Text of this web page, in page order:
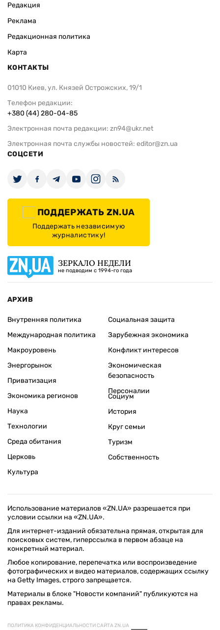
Редакция
Реклама
Редакционная политика
Карта
КОНТАКТЫ
01010 Киев, ул. Князей Острожских, 19/1
Телефон редакции:
+380 (44) 280-04-85
Электронная почта редакции: zn94@ukr.net
Электронная почта службы новостей: editor@zn.ua
СОЦСЕТИ
ПОДДЕРЖАТЬ ZN.UA
Поддержать независимую
журналистику!
ЗЕРКАЛО НЕДЕЛИ
не подводим с 1994-го года
АРХИВ
Внутренняя политика
Международная политика
Макроуровень
Энергорынок
Приватизация
Экономика регионов
Социальная защита
Зарубежная экономика
Конфликт интересов
Экономическая
безопасность
Персоналии
Наука
Технологии
Среда обитания
Церковь
Культура
Социум
История
Круг семьи
Туризм
Собственность
Использование материалов «ZN.UA» разрешается при
условии ссылки на «ZN.UA».
Для интернет-изданий обязательна прямая, открытая для
поисковых систем, гиперссылка в первом абзаце на
конкретный материал.
Любое копирование, перепечатка или воспроизведение
фотографических и видео материалов, содержащих ссылку
на Getty Images, строго запрещается.
Материалы в блоке "Новости компаний" публикуются на
правах рекламы.
ПОЛИТИКА КОНФИДЕНЦИАЛЬНОСТИ САЙТА ZN.UA